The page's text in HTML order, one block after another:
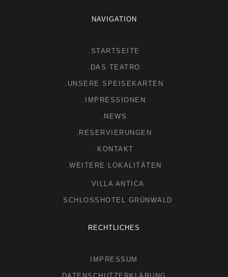
NAVIGATION
.STARTSEITE
.DAS TEATRO
.UNSERE SPEISEKARTEN
.IMPRESSIONEN
.NEWS
.RESERVIERUNGEN
.KONTAKT
.WEITERE LOKALITÄTEN
VILLA ANTICA
SCHLOSSHOTEL GRÜNWALD
RECHTLICHES
IMPRESSUM